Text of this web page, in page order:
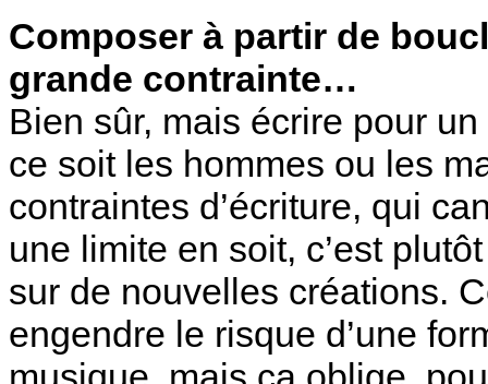
Composer à partir de
grande contrainte…
Bien sûr, mais écrire pour
ce soit les hommes ou les
contraintes d’écriture, qui
une limite en soit, c’est
sur de nouvelles créations.
engendre le risque d’une